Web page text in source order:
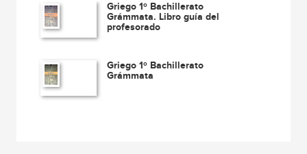
Escritor
Escritora
Ilustrador
Prologuista
Griego 1º Bachillerato
Grámmata. Libro guía del
profesorado
Griego 1º Bachillerato
Grámmata